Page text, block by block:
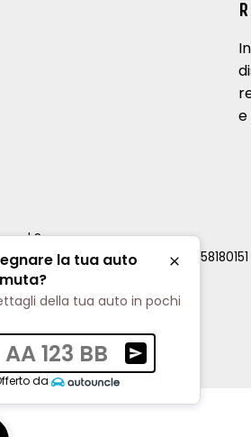
e
S.p.a.
Milano 810796 | P.IVA e C.F.
Policy
Policy
di tracciamento
la tua auto
Chiudi
della tua auto in pochi
Ricevi una
da